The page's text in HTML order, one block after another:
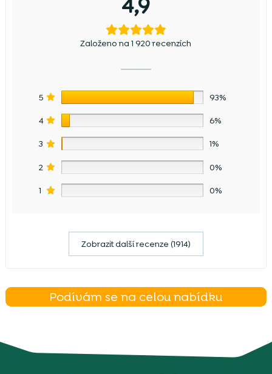
Založeno na 1 920 recenzích
5 93%
4 6%
3 1%
2 0%
1 0%
Zobrazit další recenze (1914)
Podívám se na celou nabídku